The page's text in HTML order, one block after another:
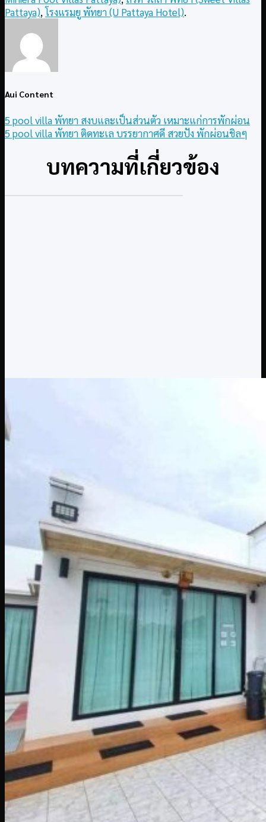
Pattaya),โรงแรมยู พัทยา (U Pattaya Hotel).
Aui Content
5 pool villa พัทยา สงบและเป็นส่วนตัว เหมาะแก่การพักผ่อน
5 pool villa พัทยา ติดทะเล บรรยากาศดี สวยปัง พักผ่อนชิลๆ
บทความที่เกี่ยวข้อง